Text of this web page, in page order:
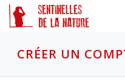
CRÉER UN
Panneau de gestion des